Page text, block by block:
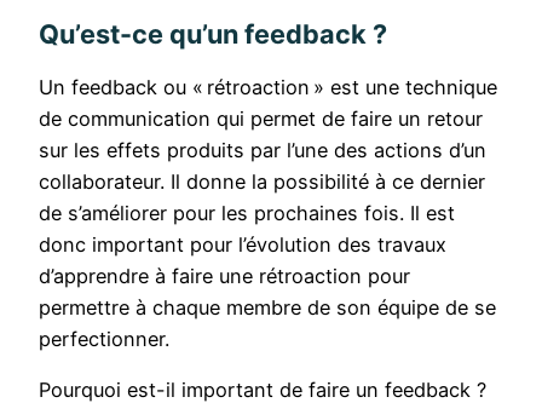
Qu’est-ce qu’un feedback ?
Un feedback ou « rétroaction » est une technique
de communication qui permet de faire un retour
sur les effets produits par l’une des actions d’un
collaborateur. Il donne la possibilité à ce dernier
de s’améliorer pour les prochaines fois. Il est
donc important pour l’évolution des travaux
d’apprendre à faire une rétroaction pour
permettre à chaque membre de son équipe de se
perfectionner.
Pourquoi est-il important de faire un feedback ?